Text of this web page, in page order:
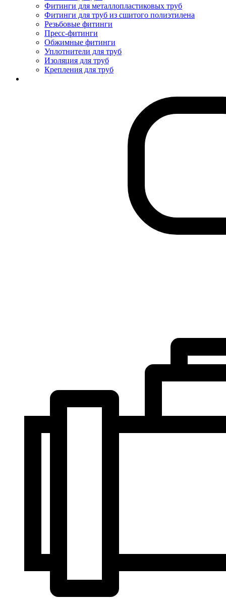
Фитинги для металлопластиковых труб
Фитинги для труб из сшитого полиэтилена
Резьбовые фитинги
Пресс-фитинги
Обжимные фитинги
Уплотнители для труб
Изоляция для труб
Крепления для труб